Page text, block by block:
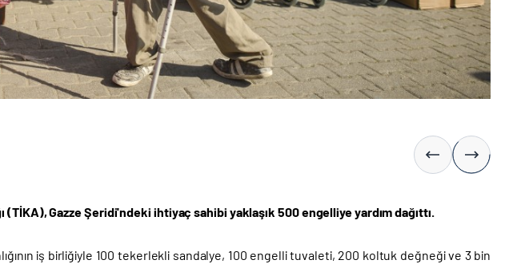
(TİKA), Gazze Şeridi'ndeki ihtiyaç sahibi yaklaşık 500 engelliye yardım dağıttı.
iş birliğiyle 100 tekerlekli sandalye, 100 engelli tuvaleti, 200 koltuk değneği ve 3 bin